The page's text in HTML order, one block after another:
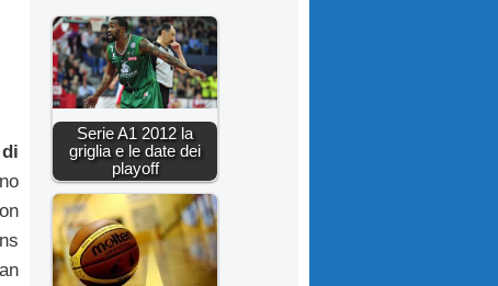
Serie A1 2012 la
griglia e le date dei
playoff